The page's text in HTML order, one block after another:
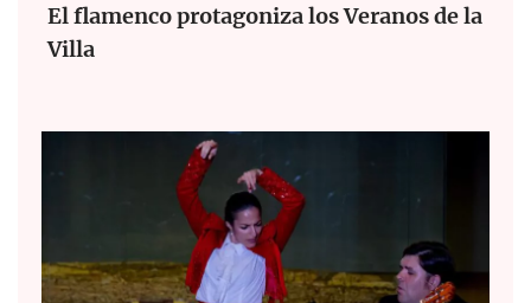
El flamenco protagoniza los Veranos de la
Villa